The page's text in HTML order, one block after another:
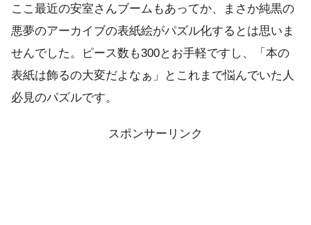
ここ最近の安室さんブームもあってか、まさか純黒の
悪夢のアーカイブの表紙絵がパズル化するとは思いま
せんでした。ピース数も300とお手軽ですし、「本の
表紙は飾るの大変だよなぁ」とこれまで悩んでいた人
必見のパズルです。
スポンサーリンク